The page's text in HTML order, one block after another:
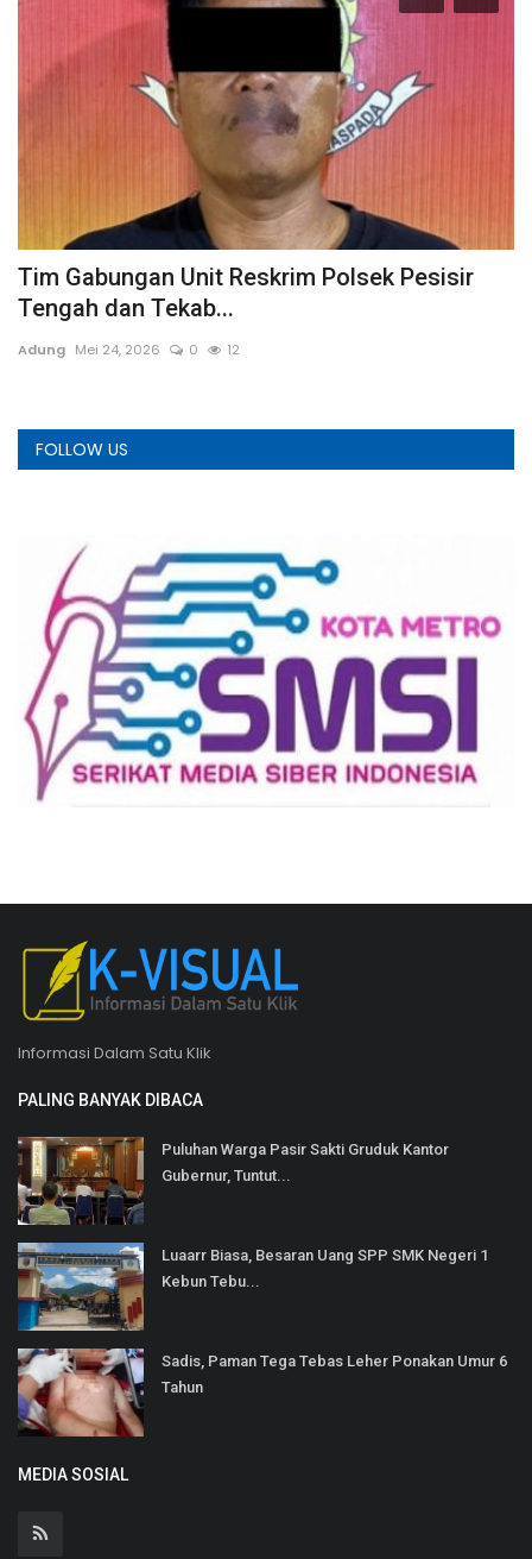
Tim Gabungan Unit Reskrim Polsek Pesisir
Tengah dan Tekab...
Adung Mei 24, 2026 0 12
FOLLOW US
Informasi Dalam Satu Klik
PALING BANYAK DIBACA
Puluhan Warga Pasir Sakti Gruduk Kantor
Gubernur, Tuntut...
Luaarr Biasa, Besaran Uang SPP SMK Negeri 1
Kebun Tebu...
Sadis, Paman Tega Tebas Leher Ponakan Umur 6
Tahun
MEDIA SOSIAL